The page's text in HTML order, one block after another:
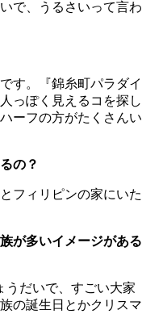
で、うるさいって言わ
す。『錦糸町パラダイ
っぽく見えるコを探し
ーフの方がたくさんい
の？
フィリピンの家にいた
多いイメージがある
だいで、すごい大家
の誕生日とかクリスマ